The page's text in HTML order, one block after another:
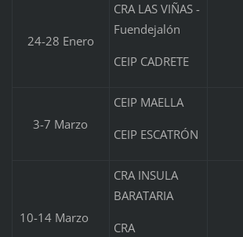
24-28 Enero
CRA LAS VIÑAS -
Fuendejalón
CEIP CADRETE
3-7 Marzo
CEIP MAELLA
CEIP ESCATRÓN
10-14 Marzo
CRA INSULA
BARATARIA
CRA